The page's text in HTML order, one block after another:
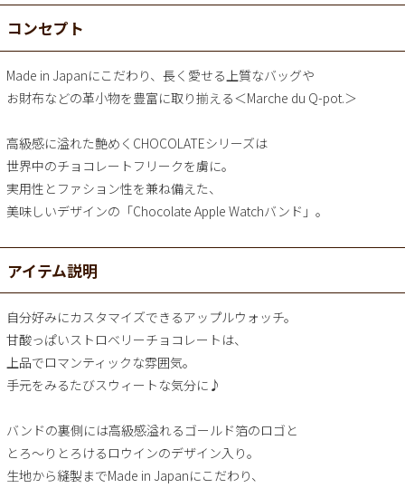
コンセプト
Made in Japanにこだわり、長く愛せる上質なバッグや
お財布などの革小物を豊富に取り揃える＜Marche du Q-pot.＞
高級感に溢れた艶めくCHOCOLATEシリーズは
世界中のチョコレートフリークを虜に。
実用性とファション性を兼ね備えた、
美味しいデザインの「Chocolate Apple Watchバンド」。
アイテム説明
自分好みにカスタマイズできるアップルウォッチ。
甘酸っぱいストロベリーチョコレートは、
上品でロマンティックな雰囲気。
手元をみるたびスウィートな気分に♪
バンドの裏側には高級感溢れるゴールド箔のロゴと
とろ～りとろけるロウインのデザイン入り。
生地から縫製までMade in Japanにこだわり、